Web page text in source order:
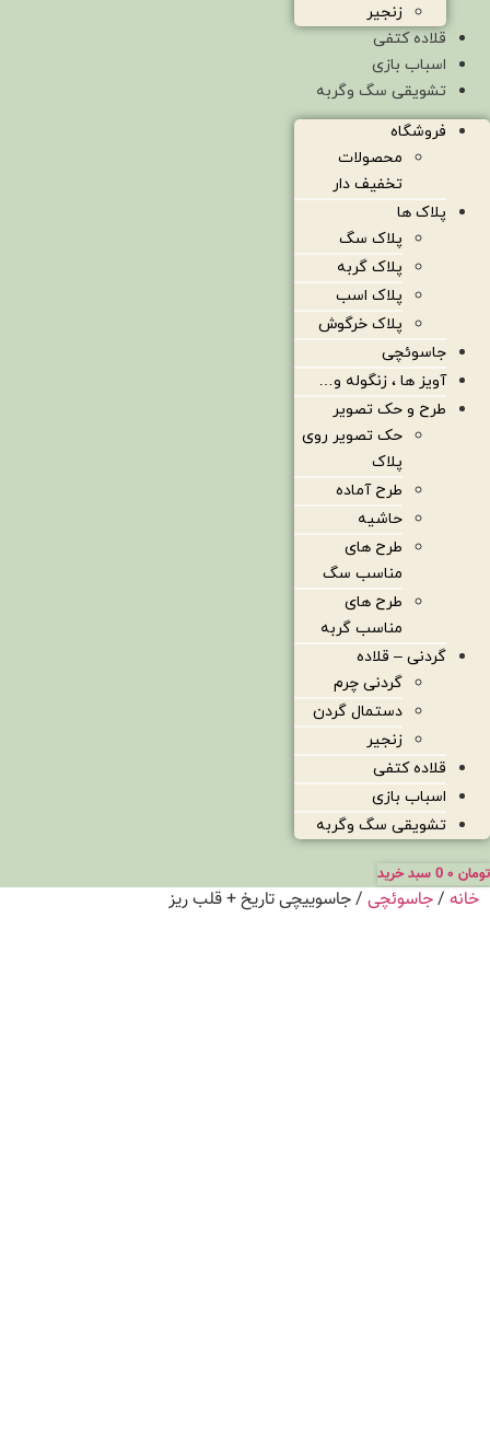
زنجیر
قلاده کتفی
اسباب بازی
تشویقی سگ وگربه
فروشگاه
محصولات
تخفیف دار
پلاک ها
پلاک سگ
پلاک گربه
پلاک اسب
پلاک خرگوش
جاسوئچی
آویز ها ، زنگوله و…
طرح و حک تصویر
حک تصویر روی
پلاک
طرح آماده
حاشیه
طرح های
مناسب سگ
طرح های
مناسب گربه
گردنی – قلاده
گردنی چرم
دستمال گردن
زنجیر
قلاده کتفی
اسباب بازی
تشویقی سگ وگربه
تومان 0 سبد خرید
خانه /جاسوئچی / جاسوییچی تاریخ + قلب ریز